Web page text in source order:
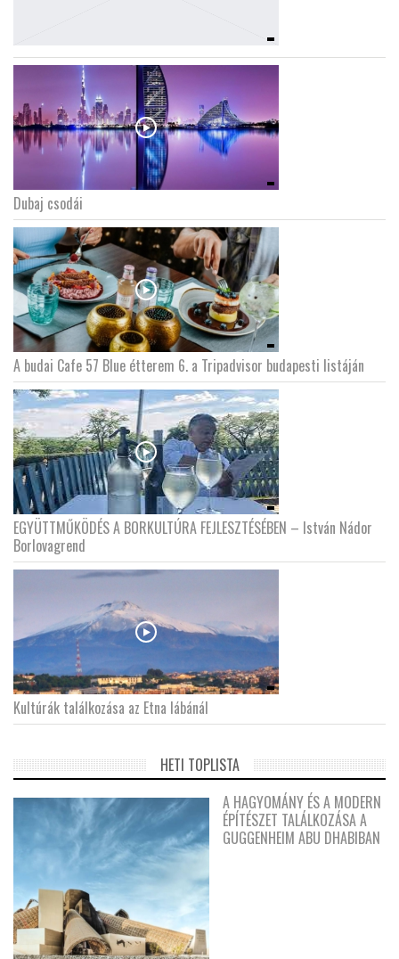
Dubaj csodái
A budai Cafe 57 Blue étterem 6. a Tripadvisor budapesti listáján
EGYÜTTMŰKÖDÉS A BORKULTÚRA FEJLESZTÉSÉBEN – István Nádor
Borlovagrend
Kultúrák találkozása az Etna lábánál
HETI TOPLISTA
A HAGYOMÁNY ÉS A MODERN
ÉPÍTÉSZET TALÁLKOZÁSA A
GUGGENHEIM ABU DHABIBAN